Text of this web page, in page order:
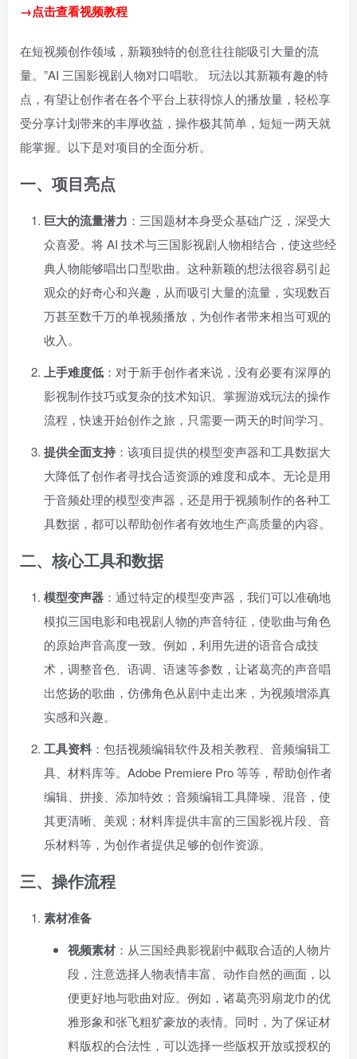
→点击查看视频教程
在短视频创作领域，新颖独特的创意往往能吸引大量的流
量。”AI 三国影视剧人物对口唱歌。 玩法以其新颖有趣的特
点，有望让创作者在各个平台上获得惊人的播放量，轻松享
受分享计划带来的丰厚收益，操作极其简单，短短一两天就
能掌握。以下是对项目的全面分析。
一、项目亮点
巨大的流量潜力 ：三国题材本身受众基础广泛，深受大
众喜爱。将 AI 技术与三国影视剧人物相结合，使这些经
典人物能够唱出口型歌曲。这种新颖的想法很容易引起
观众的好奇心和兴趣，从而吸引大量的流量，实现数百
万甚至数千万的单视频播放，为创作者带来相当可观的
收入。
上手难度低 ：对于新手创作者来说，没有必要有深厚的
影视制作技巧或复杂的技术知识。掌握游戏玩法的操作
流程，快速开始创作之旅，只需要一两天的时间学习。
提供全面支持：该项目提供的模型变声器和工具数据大
大降低了创作者寻找合适资源的难度和成本。无论是用
于音频处理的模型变声器，还是用于视频制作的各种工
具数据，都可以帮助创作者有效地生产高质量的内容。
二、核心工具和数据
模型变声器 ：通过特定的模型变声器，我们可以准确地
模拟三国电影和电视剧人物的声音特征，使歌曲与角色
的原始声音高度一致。例如，利用先进的语音合成技
术，调整音色、语调、语速等参数，让诸葛亮的声音唱
出悠扬的歌曲，仿佛角色从剧中走出来，为视频增添真
实感和兴趣。
工具资料 ：包括视频编辑软件及相关教程、音频编辑工
具、材料库等。Adobe Premiere Pro 等等，帮助创作者
编辑、拼接、添加特效；音频编辑工具降噪、混音，使
其更清晰、美观；材料库提供丰富的三国影视片段、音
乐材料等，为创作者提供足够的创作资源。
三、操作流程
素材准备
视频素材 ：从三国经典影视剧中截取合适的人物片
段，注意选择人物表情丰富、动作自然的画面，以
便更好地与歌曲对应。例如，诸葛亮羽扇龙巾的优
雅形象和张飞粗犷豪放的表情。同时，为了保证材
料版权的合法性，可以选择一些版权开放或授权的